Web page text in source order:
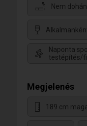
Nem
Naponta
testépítés/
Megjelenés
189 cm